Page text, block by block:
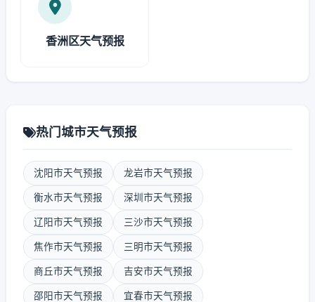
香洲区天气预报
热门城市天气预报
沈阳市天气预报 龙岩市天气预报
衡水市天气预报 深圳市天气预报
辽阳市天气预报 三沙市天气预报
焦作市天气预报 三明市天气预报
商丘市天气预报 吉安市天气预报
邵阳市天气预报 宜春市天气预报